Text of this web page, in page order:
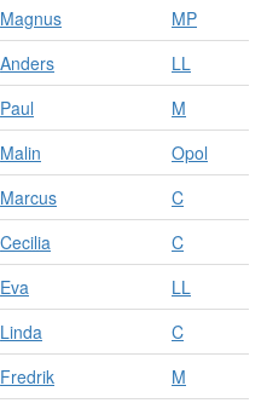
Magnus
MP
Anders
LL
Paul
M
Malin
Opol
Marcus
C
Cecilia
C
Eva
LL
Linda
C
Fredrik
M